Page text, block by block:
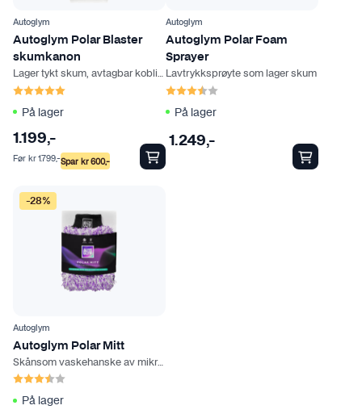
Autoglym
Autoglym Polar Blaster
skumkanon
Lager tykt skum, avtagbar kobling
Karakter:
På lager
1.199,-
Spar kr600,-
Før kr1.799,-
Autoglym
Autoglym Polar Foam
Sprayer
Lavtrykksprøyte som lager skum
Karakter:
På lager
1.249,-
-28%
Autoglym
Autoglym Polar Mitt
Skånsom vaskehanske av mikrofiber
Karakter:
På lager